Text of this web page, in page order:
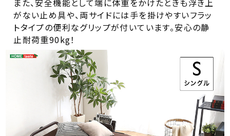
また、安全機能として端に体重をかけたときも浮き上
がない止め具や、両サイドには手を掛けやすいフラッ
トタイプの便利なグリップが付いています。安心の静
止耐荷重90kg！